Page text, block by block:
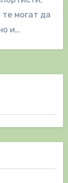
могат да
и…